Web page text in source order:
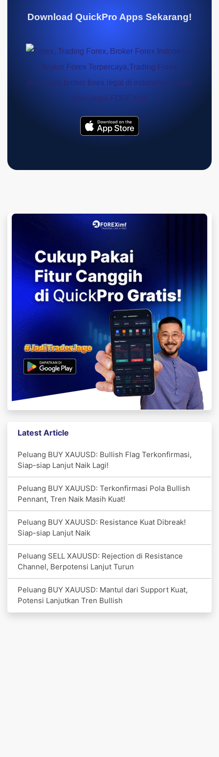
Download QuickPro Apps Sekarang!
Latest Article
Peluang BUY XAUUSD: Bullish Flag Terkonfirmasi,
Siap-siap Lanjut Naik Lagi!
Peluang BUY XAUUSD: Terkonfirmasi Pola Bullish
Pennant, Tren Naik Masih Kuat!
Peluang BUY XAUUSD: Resistance Kuat Dibreak!
Siap-siap Lanjut Naik
Peluang SELL XAUUSD: Rejection di Resistance
Channel, Berpotensi Lanjut Turun
Peluang BUY XAUUSD: Mantul dari Support Kuat,
Potensi Lanjutkan Tren Bullish